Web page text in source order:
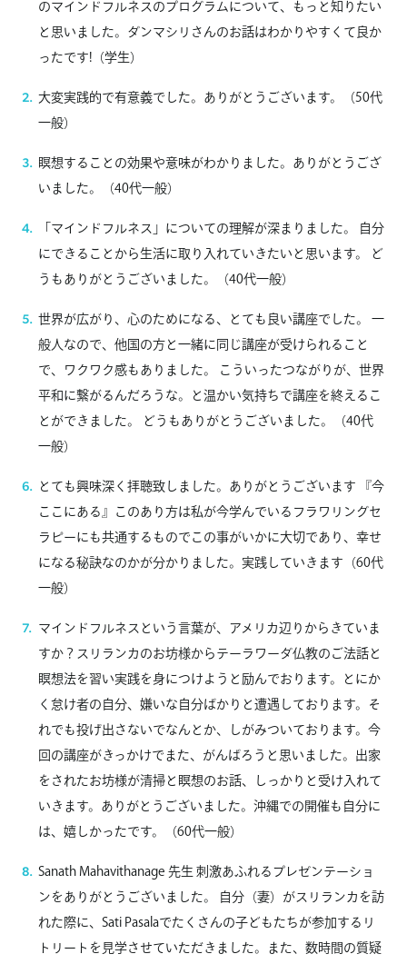
のマインドフルネスのプログラムについて、もっと知りたい
と思いました。ダンマシリさんのお話はわかりやすくて良か
ったです!（学生）
大変実践的で有意義でした。ありがとうございます。（50代
一般）
瞑想することの効果や意味がわかりました。ありがとうござ
いました。（40代一般）
「マインドフルネス」についての理解が深まりました。 自分
にできることから生活に取り入れていきたいと思います。 ど
うもありがとうございました。（40代一般）
世界が広がり、心のためになる、とても良い講座でした。 一
般人なので、他国の方と一緒に同じ講座が受けられること
で、ワクワク感もありました。 こういったつながりが、世界
平和に繋がるんだろうな。と温かい気持ちで講座を終えるこ
とができました。 どうもありがとうございました。（40代
一般）
とても興味深く拝聴致しました。ありがとうございます 『今
ここにある』このあり方は私が今学んでいるフラワリングセ
ラピーにも共通するものでこの事がいかに大切であり、幸せ
になる秘訣なのかが分かりました。実践していきます（60代
一般）
マインドフルネスという言葉が、アメリカ辺りからきていま
すか？スリランカのお坊様からテーラワーダ仏教のご法話と
瞑想法を習い実践を身につけようと励んでおります。とにか
く怠け者の自分、嫌いな自分ばかりと遭遇しております。そ
れでも投げ出さないでなんとか、しがみついております。今
回の講座がきっかけでまた、がんばろうと思いました。出家
をされたお坊様が清掃と瞑想のお話、しっかりと受け入れて
いきます。ありがとうございました。沖縄での開催も自分に
は、嬉しかったです。（60代一般）
Sanath Mahavithanage 先生 刺激あふれるプレゼンテーショ
ンをありがとうございました。 自分（妻）がスリランカを訪
れた際に、Sati Pasalaでたくさんの子どもたちが参加するリ
トリートを見学させていただきました。また、数時間の質疑